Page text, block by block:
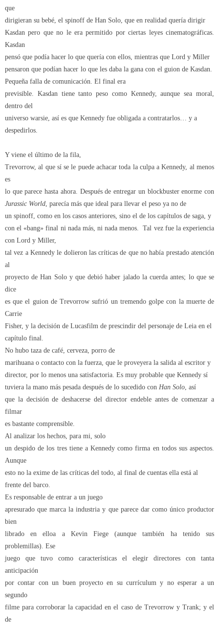
que
dirigieran su bebé, el spinoff de Han Solo, que en realidad quería dirigir
Kasdan pero que no le era permitido por ciertas leyes cinematográficas.
Kasdan
pensó que podía hacer lo que quería con ellos, mientras que Lord y Miller
pensaron que podían hacer lo que les daba la gana con el guion de Kasdan.
Pequeña falla de comunicación. El final era
previsible. Kasdan tiene tanto peso como Kennedy, aunque sea moral,
dentro del
universo warsie, así es que Kennedy fue obligada a contratarlos… y a
despedirlos.
Y viene el último de la fila,
Trevorrow, al que sí se le puede achacar toda la culpa a Kennedy, al menos
es
lo que parece hasta ahora. Después de entregar un blockbuster enorme con
Jurassic World , parecía más que ideal para llevar el peso ya no de
un spinoff, como en los casos anteriores, sino el de los capítulos de saga, y
con el «bang» final ni nada más, ni nada menos.
Tal vez fue la experiencia
con Lord y Miller,
tal vez a Kennedy le dolieron las críticas de que no había prestado atención
al
proyecto de Han Solo y que debió haber jalado la cuerda antes; lo que se
dice
es que el guion de Trevorrow sufrió un tremendo golpe con la muerte de
Carrie
Fisher, y la decisión de Lucasfilm de prescindir del personaje de Leia en el
capítulo final.
No hubo taza de café, cerveza, porro de
marihuana o contacto con la fuerza, que le proveyera la salida al escritor y
director, por lo menos una satisfactoria. Es muy probable que Kennedy sí
tuviera la mano más pesada después de lo sucedido con Han Solo , así
que la decisión de deshacerse del director endeble antes de comenzar a
filmar
es bastante comprensible.
Al analizar los hechos, para mi, solo
un despido de los tres tiene a Kennedy como firma en todos sus aspectos.
Aunque
esto no la exime de las críticas del todo, al final de cuentas ella está al
frente del barco.
Es responsable de entrar a un juego
apresurado que marca la industria y que parece dar como único productor
bien
librado en elloa a Kevin Fiege (aunque también ha tenido sus
problemillas). Ese
juego que tuvo como características el elegir directores con tanta
anticipación
por contar con un buen proyecto en su currículum y no esperar a un
segundo
filme para corroborar la capacidad en el caso de Trevorrow y Trank; y el
de